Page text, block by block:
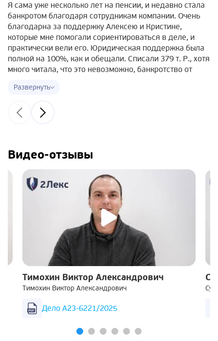
Я сама уже несколько лет на пенсии, и недавно стала
банкротом благодаря сотрудникам компании. Очень
благодарна за поддержку Алексею и Кристине,
которые мне помогали сориентироваться в деле, и
практически вели его. Юридическая поддержка была
полной на 100%, как и обещали. Списали 379 т. Р., хотя
много читала, что это невозможно, банкротство от
сказать, что ничего страшного в судебных мерах нет,
если платить нечем и есть хорошее
юрсопровождение. Только дам хороший совет —
лучше начинать готовить документы заранее, чтобы не
Видео-отзывы
Тимохин Виктор Александрович
Тимохин Виктор Александрович
Дело А23-6221/2025